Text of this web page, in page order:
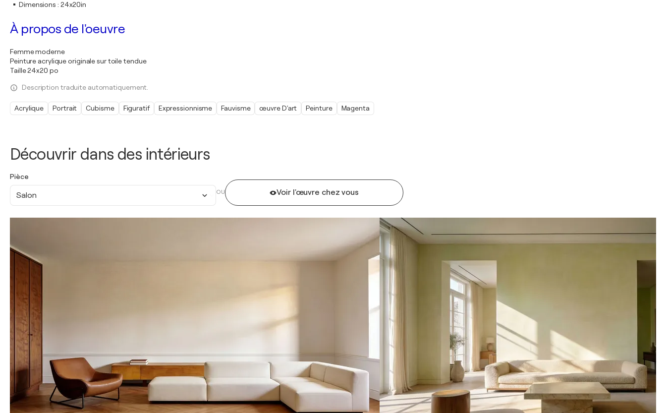
Découvrir dans des intérieurs
Pièce
Salon OU Voir l'œuvre chez vous
Dimensions : 24x20in
À propos de l'oeuvre
Femme moderne
Peinture acrylique originale sur toile tendue
Taille 24x20 po
Description traduite automatiquement.
Acrylique Portrait Cubisme Figuratif Expressionnisme Fauvisme œuvre D'art Peinture Magenta